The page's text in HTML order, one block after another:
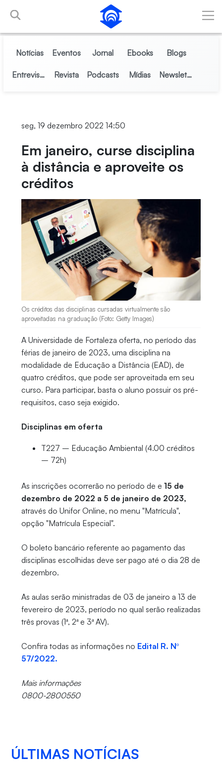
Pular para o Conteúdo principal
Notícias Eventos Jornal Ebooks Blogs
Entrevistas Revista Podcasts Mídias Newsletter
seg, 19 dezembro 2022 14:50
Em janeiro, curse disciplina
à distância e aproveite os
créditos
Os créditos das disciplinas cursadas virtualmente são
aproveitadas na graduação (Foto: Getty Images)
A Universidade de Fortaleza oferta, no período das
férias de janeiro de 2023, uma disciplina na
modalidade de Educação a Distância (EAD), de
quatro créditos, que pode ser aproveitada em seu
curso. Para participar, basta o aluno possuir os pré-
requisitos, caso seja exigido.
Disciplinas em oferta
T227 – Educação Ambiental (4.00 créditos
– 72h)
As inscrições ocorrerão no período de e 15 de
dezembro de 2022 a 5 de janeiro de 2023,
através do Unifor Online, no menu "Matrícula",
opção "Matrícula Especial".
O boleto bancário referente ao pagamento das
disciplinas escolhidas deve ser pago até o dia 28 de
dezembro.
As aulas serão ministradas de 03 de janeiro a 13 de
fevereiro de 2023, período no qual serão realizadas
três provas (1ª, 2ª e 3ª AV).
Confira todas as informações no Edital R. Nº
57/2022.
Mais informações
0800-2800550
ÚLTIMAS NOTÍCIAS